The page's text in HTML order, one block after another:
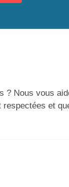
Nous vous
et